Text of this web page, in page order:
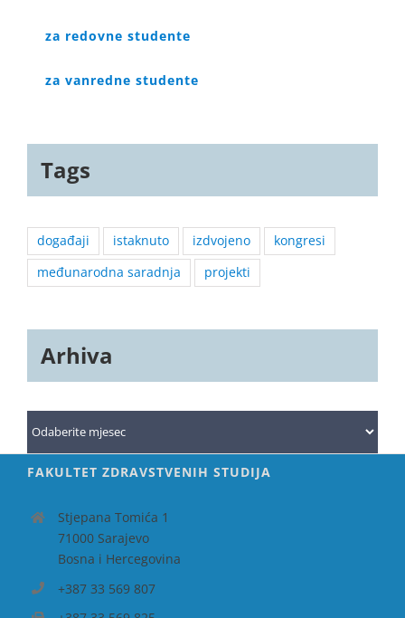
za redovne studente
za vanredne studente
Tags
događaji istaknuto izdvojeno
kongresi
međunarodna saradnja
projekti
Arhiva
Arhiva
FAKULTET ZDRAVSTVENIH STUDIJA
Stjepana Tomića 1
71000 Sarajevo
Bosna i Hercegovina
+387 33 569 807